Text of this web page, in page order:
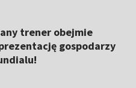
trener obejmie
gospodarzy